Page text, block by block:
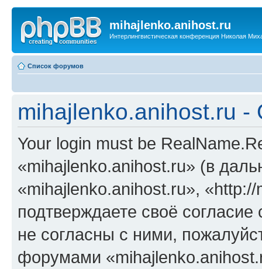
mihajlenko.anihost.ru
Интерлингвистическая конференция Николая
Список форумов
mihajlenko.anihost.ru
Your login must be
«mihajlenko.anihost.ru» (в
«mihajlenko.anihost.ru»,
подтверждаете своё
не согласны с ними,
форумами